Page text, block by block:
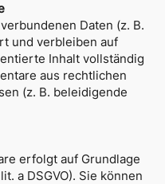
Daten (z. B.
und verbleiben auf
Inhalt vollständig
aus rechtlichen
(z. B. beleidigende
erfolgt auf Grundlage
a DSGVO). Sie können